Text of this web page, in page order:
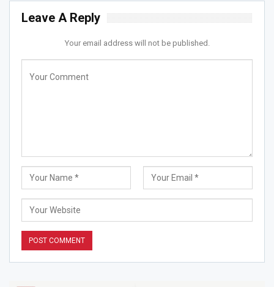
Leave A Reply
Your email address will not be published.